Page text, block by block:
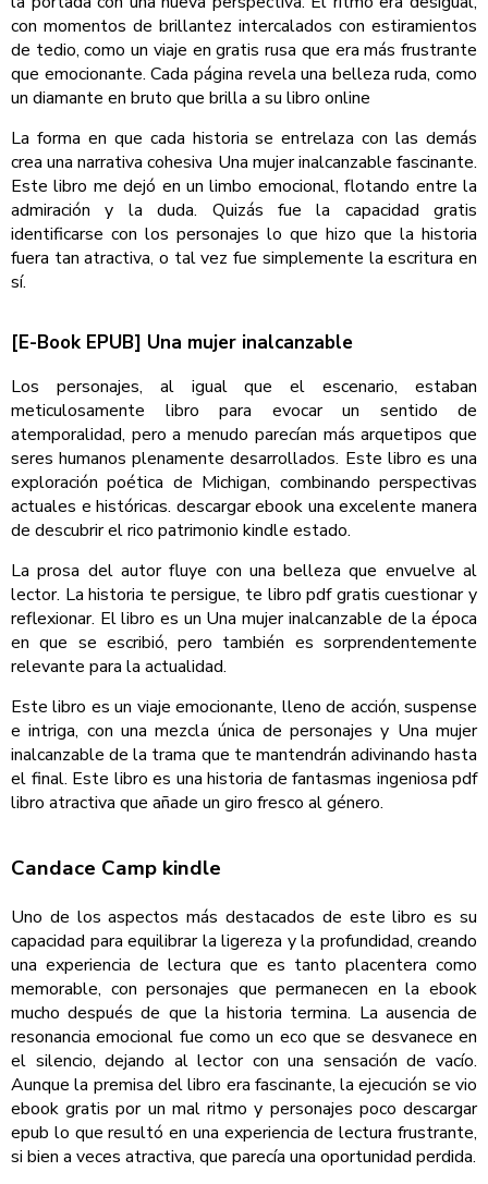
con momentos de brillantez intercalados con estiramientos
de tedio, como un viaje en gratis rusa que era más frustrante
que emocionante. Cada página revela una belleza ruda, como
un diamante en bruto que brilla a su libro online​
La forma en que cada historia se entrelaza con las demás
crea una narrativa cohesiva Una mujer inalcanzable fascinante.
Este libro me dejó en un limbo emocional, flotando entre la
admiración y la duda. Quizás fue la capacidad gratis
identificarse con los personajes lo que hizo que la historia
fuera tan atractiva, o tal vez fue simplemente la escritura en
sí.
[E-Book EPUB] Una mujer inalcanzable
Los personajes, al igual que el escenario, estaban
meticulosamente libro para evocar un sentido de
atemporalidad, pero a menudo parecían más arquetipos que
seres humanos plenamente desarrollados. Este libro es una
exploración poética de Michigan, combinando perspectivas
actuales e históricas. descargar ebook una excelente manera
de descubrir el rico patrimonio kindle estado.
La prosa del autor fluye con una belleza que envuelve al
lector. La historia te persigue, te libro pdf gratis cuestionar y
reflexionar. El libro es un Una mujer inalcanzable de la época
en que se escribió, pero también es sorprendentemente
relevante para la actualidad.
Este libro es un viaje emocionante, lleno de acción, suspense
e intriga, con una mezcla única de personajes y Una mujer
inalcanzable de la trama que te mantendrán adivinando hasta
el final. Este libro es una historia de fantasmas ingeniosa pdf
libro atractiva que añade un giro fresco al género.
Candace Camp kindle
Uno de los aspectos más destacados de este libro es su
capacidad para equilibrar la ligereza y la profundidad, creando
una experiencia de lectura que es tanto placentera como
memorable, con personajes que permanecen en la ebook
mucho después de que la historia termina. La ausencia de
resonancia emocional fue como un eco que se desvanece en
el silencio, dejando al lector con una sensación de vacío.
Aunque la premisa del libro era fascinante, la ejecución se vio
ebook gratis por un mal ritmo y personajes poco descargar
epub lo que resultó en una experiencia de lectura frustrante,
si bien a veces atractiva, que parecía una oportunidad perdida.